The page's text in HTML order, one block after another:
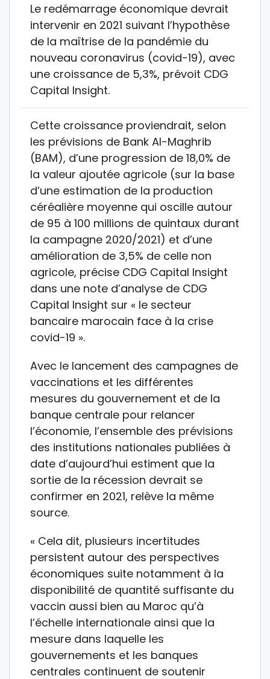
Le redémarrage économique devrait
intervenir en 2021 suivant l’hypothèse
de la maîtrise de la pandémie du
nouveau coronavirus (covid-19), avec
une croissance de 5,3%, prévoit CDG
Capital Insight.
Cette croissance proviendrait, selon
les prévisions de Bank Al-Maghrib
(BAM), d’une progression de 18,0% de
la valeur ajoutée agricole (sur la base
d’une estimation de la production
céréalière moyenne qui oscille autour
de 95 à 100 millions de quintaux durant
la campagne 2020/2021) et d’une
amélioration de 3,5% de celle non
agricole, précise CDG Capital Insight
dans une note d’analyse de CDG
Capital Insight sur « le secteur
bancaire marocain face à la crise
covid-19 ».
Avec le lancement des campagnes de
vaccinations et les différentes
mesures du gouvernement et de la
banque centrale pour relancer
l’économie, l’ensemble des prévisions
des institutions nationales publiées à
date d’aujourd’hui estiment que la
sortie de la récession devrait se
confirmer en 2021, relève la même
source.
« Cela dit, plusieurs incertitudes
persistent autour des perspectives
économiques suite notamment à la
disponibilité de quantité suffisante du
vaccin aussi bien au Maroc qu’à
l’échelle internationale ainsi que la
mesure dans laquelle les
gouvernements et les banques
centrales continuent de soutenir